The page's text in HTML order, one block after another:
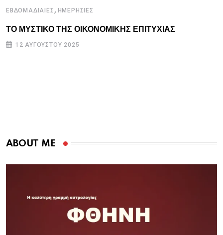
ΕΒΔΟΜΑΔΙΑΙΕΣ , ΗΜΕΡΗΣΙΕΣ
ΤΟ ΜΥΣΤΙΚΟ ΤΗΣ ΟΙΚΟΝΟΜΙΚΗΣ ΕΠΙΤΥΧΙΑΣ
12 ΑΥΓΟΎΣΤΟΥ 2025
ABOUT ME